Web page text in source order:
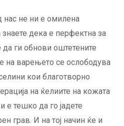
нас не ни е омилена
дека е перфектна за
ги обнови оштетените
на варењето се ослободува
кои благотворно
на ќелиите на кожата
е тешко да го јадете
грав. И на тој начин ќе и